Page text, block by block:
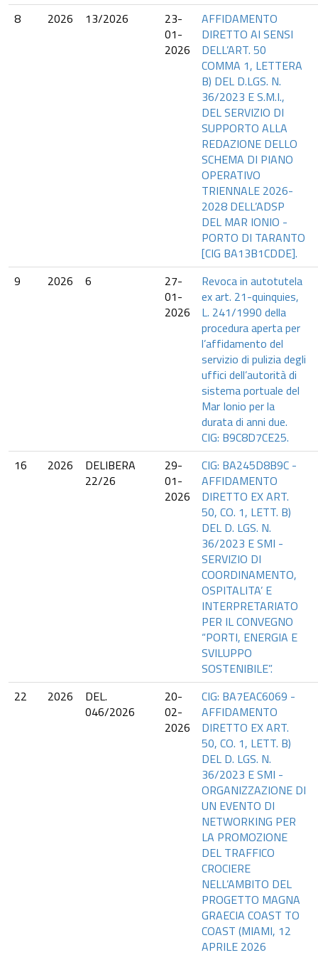
8
2026 13/2026
23-
01-
2026
AFFIDAMENTO
DIRETTO AI SENSI
DELL’ART. 50
COMMA 1, LETTERA
B) DEL D.LGS. N.
36/2023 E S.M.I.,
DEL SERVIZIO DI
SUPPORTO ALLA
REDAZIONE DELLO
SCHEMA DI PIANO
OPERATIVO
TRIENNALE 2026-
2028 DELL’ADSP
DEL MAR IONIO -
PORTO DI TARANTO
[CIG BA13B1CDDE].
9
2026 6
27-
01-
2026
Revoca in autotutela
ex art. 21-quinquies,
L. 241/1990 della
procedura aperta per
l’affidamento del
servizio di pulizia degli
uffici dell’autorità di
sistema portuale del
Mar Ionio per la
durata di anni due.
CIG: B9C8D7CE25.
16
2026
DELIBERA
22/26
29-
01-
2026
CIG: BA245D8B9C -
AFFIDAMENTO
DIRETTO EX ART.
50, CO. 1, LETT. B)
DEL D. LGS. N.
36/2023 E SMI -
SERVIZIO DI
COORDINAMENTO,
OSPITALITA’ E
INTERPRETARIATO
PER IL CONVEGNO
“PORTI, ENERGIA E
SVILUPPO
SOSTENIBILE”.
22
2026
DEL.
046/2026
20-
02-
2026
CIG: BA7EAC6069 -
AFFIDAMENTO
DIRETTO EX ART.
50, CO. 1, LETT. B)
DEL D. LGS. N.
36/2023 E SMI -
ORGANIZZAZIONE DI
UN EVENTO DI
NETWORKING PER
LA PROMOZIONE
DEL TRAFFICO
CROCIERE
NELL’AMBITO DEL
PROGETTO MAGNA
GRAECIA COAST TO
COAST (MIAMI, 12
APRILE 2026